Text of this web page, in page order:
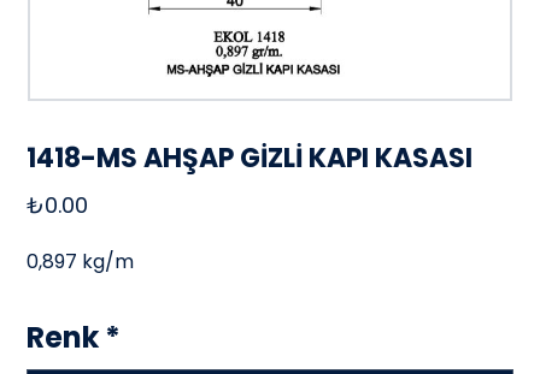
1418-MS AHŞAP GİZLİ KAPI KASASI
₺0.00
0,897 kg/m
Renk *